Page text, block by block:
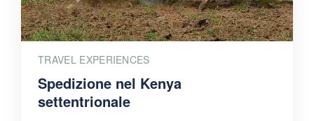
TRAVEL EXPERIENCES
Spedizione nel Kenya
settentrionale